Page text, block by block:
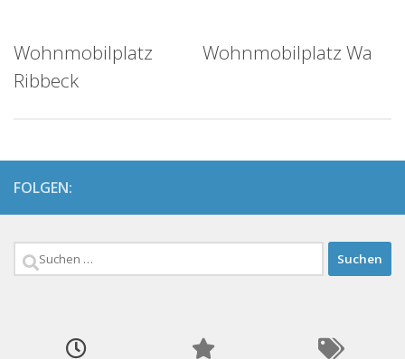
Wohnmobilplatz
Ribbeck
Wohnmobilplatz Wa
FOLGEN:
Suchen